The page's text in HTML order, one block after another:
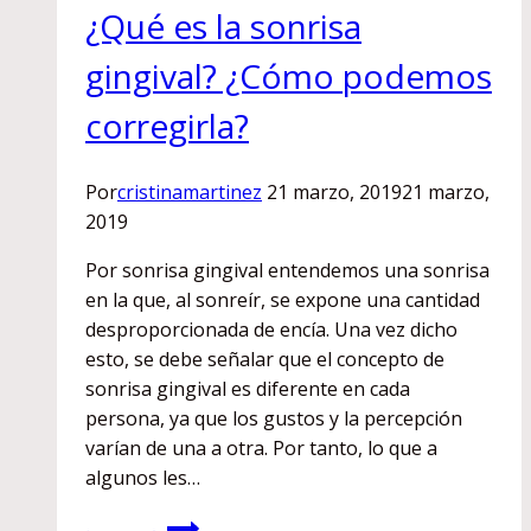
¿Qué es la sonrisa
gingival? ¿Cómo podemos
corregirla?
Porcristinamartinez 21 marzo, 201921 marzo,
2019
Por sonrisa gingival entendemos una sonrisa
en la que, al sonreír, se expone una cantidad
desproporcionada de encía. Una vez dicho
esto, se debe señalar que el concepto de
sonrisa gingival es diferente en cada
persona, ya que los gustos y la percepción
varían de una a otra. Por tanto, lo que a
algunos les…
¿Qué